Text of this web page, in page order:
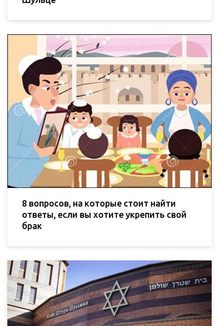
8 вопросов, на которые стоит найти
ответы, если вы хотите укрепить свой
брак